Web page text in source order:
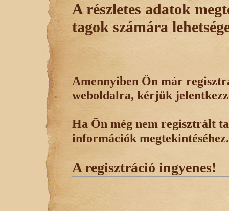
A részletes adatok
tagok számára
Amennyiben Ön már
weboldalra, kérjük
Ha Ön még nem regisztrált
információk megtekintéséhez.
A regisztráció ingyenes!